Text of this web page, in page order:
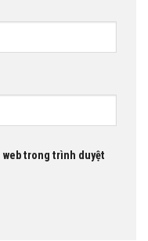
trong trình duyệt